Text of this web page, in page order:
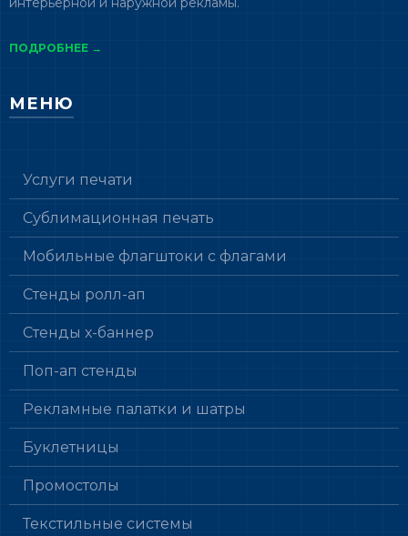
ПОДРОБНЕЕ →
МЕНЮ
Услуги печати
Сублимационная печать
Мобильные флагштоки с флагами
Стенды ролл-ап
Стенды х-баннер
Поп-ап стенды
Рекламные палатки и шатры
Буклетницы
Промостолы
Текстильные системы